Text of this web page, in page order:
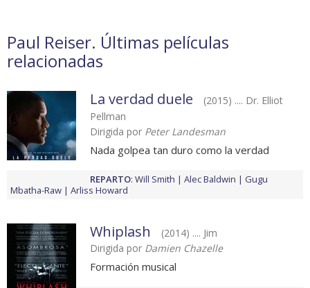
Paul Reiser. Últimas películas
relacionadas
La verdad duele
(2015) .... Dr. Elliot
Pellman
Dirigida por Peter Landesman
Nada golpea tan duro como la verdad
REPARTO: Will Smith Alec Baldwin
Gugu
Mbatha-Raw
Arliss Howard
Whiplash
(2014) .... Jim
Dirigida por Damien Chazelle
Formación musical